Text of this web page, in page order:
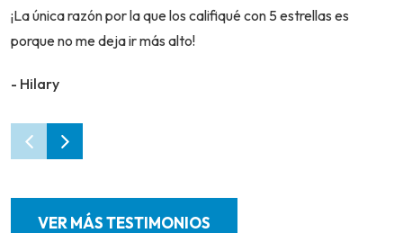
¡La única razón por la que los califiqué con 5 estrellas es
porque no me deja ir más alto!
- Hilary
VER MÁS TESTIMONIOS